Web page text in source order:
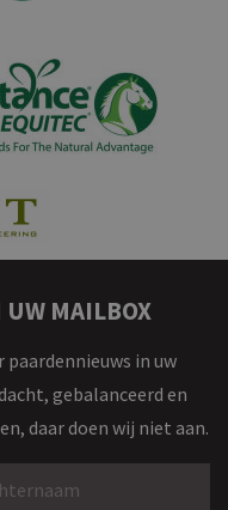
MAILBOX
in uw
gebalanceerd en
daar doen wij niet aan.